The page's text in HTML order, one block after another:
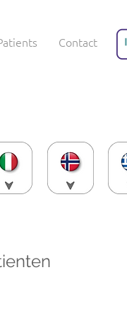
Contact